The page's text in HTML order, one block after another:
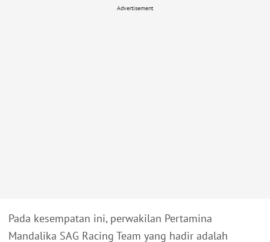
Advertisement
Pada kesempatan ini, perwakilan Pertamina
Mandalika SAG Racing Team yang hadir adalah